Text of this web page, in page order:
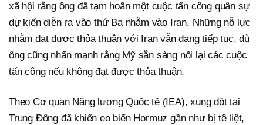
xã hội rằng ông đã tạm hoãn một cuộc tấn công quân sự
dự kiến diễn ra vào thứ Ba nhằm vào Iran. Những nỗ lực
nhằm đạt được thỏa thuận với Iran vẫn đang tiếp tục, dù
ông cũng nhấn mạnh rằng Mỹ sẵn sàng nối lại các cuộc
tấn công nếu không đạt được thỏa thuận.
Theo Cơ quan Năng lượng Quốc tế (IEA), xung đột tại
Trung Đông đã khiến eo biển Hormuz gần như bị tê liệt,